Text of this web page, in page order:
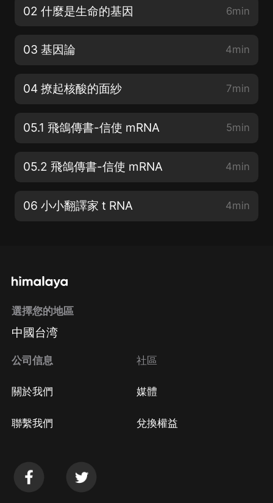
02 什麼是生命的基因 6min
03 基因論 4min
04 撩起核酸的面紗 7min
05.1 飛鴿傳書-信使 mRNA 5min
05.2 飛鴿傳書-信使 mRNA 4min
06 小小翻譯家 t RNA 4min
選擇您的地區
中國台湾
公司信息
關於我們
聯繫我們
社區
媒體
兌換權益